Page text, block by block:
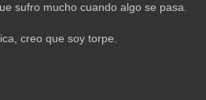
sufro mucho cuando algo se pasa.
creo que soy torpe.